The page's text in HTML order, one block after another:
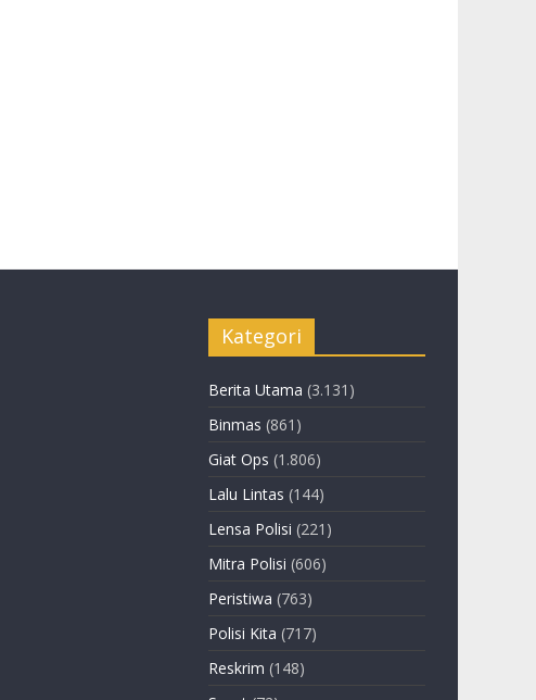
Kategori
Berita Utama (3.131)
Binmas (861)
Giat Ops (1.806)
Lalu Lintas (144)
Lensa Polisi (221)
Mitra Polisi (606)
Peristiwa (763)
Polisi Kita (717)
Reskrim (148)